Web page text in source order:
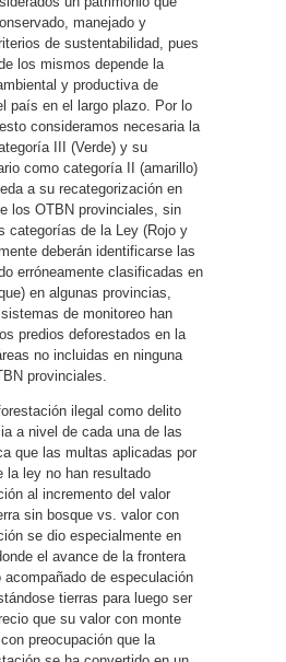
manejado y
de sustentabilidad, pues
los mismos depende la
y productiva de
país en el largo plazo. Por lo
consideramos necesaria la
III (Verde) y su
como categoría II (amarillo)
a su recategorización en
los OTBN provinciales, sin
categorías de la Ley (Rojo y
deberán identificarse las
erróneamente clasificadas en
en algunas provincias,
de monitoreo han
predios deforestados en la
no incluidas en ninguna
provinciales.
ilegal como delito
a nivel de cada una de las
que las multas aplicadas por
la ley no han resultado
al incremento del valor
sin bosque vs. valor con
se dio especialmente en
el avance de la frontera
de especulación
tierras para luego ser
que su valor con monte
preocupación que la